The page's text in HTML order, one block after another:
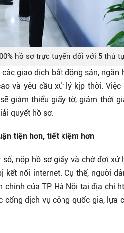
hồ sơ trực tuyến đối với 5 thủ
giao dịch bất động sản, ngân
và yêu cầu xử lý kịp thời.
giảm thiểu giấy tờ, giảm thời
quyết hồ sơ.
tiện hơn, tiết kiệm hơn
nộp hồ sơ giấy và chờ đợi xử
nối internet. Cụ thể, người
của TP Hà Nội tại địa chỉ
cổng dịch vụ công quốc gia, lựa